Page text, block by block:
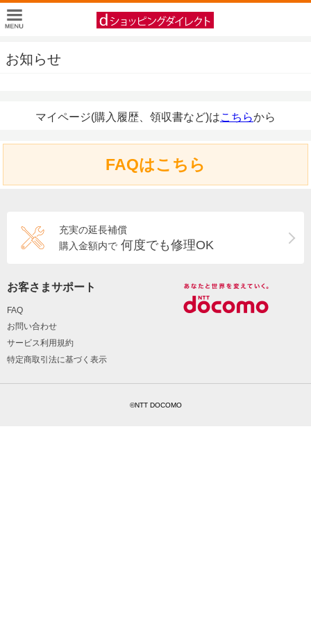
お知らせ
マイページ(購入履歴、領収書など)はこちらから
FAQはこちら
充実の延長補償
購入金額内で 何度でも修理OK
お客さまサポート
FAQ
お問い合わせ
サービス利用規約
特定商取引法に基づく表示
©NTT DOCOMO